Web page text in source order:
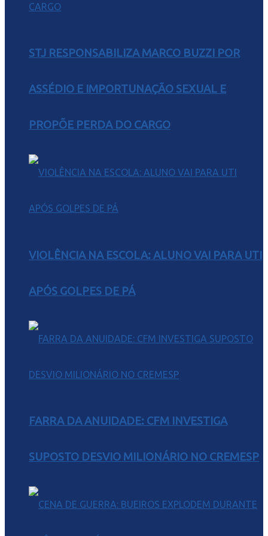
STJ RESPONSABILIZA MARCO BUZZI POR
ASSÉDIO E IMPORTUNAÇÃO SEXUAL E
PROPÕE PERDA DO CARGO
VIOLÊNCIA NA ESCOLA: ALUNO VAI PARA UTI
APÓS GOLPES DE PÁ
FARRA DA ANUIDADE: CFM INVESTIGA
SUPOSTO DESVIO MILIONÁRIO NO CREMESP